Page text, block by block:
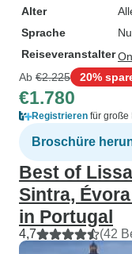
Alter
Sprache
Reiseveranstalter
Ab €2.225 20%
€1.780
Registrieren für große
Broschüre
Best of
Sintra,
in Portugal
4,7 (42